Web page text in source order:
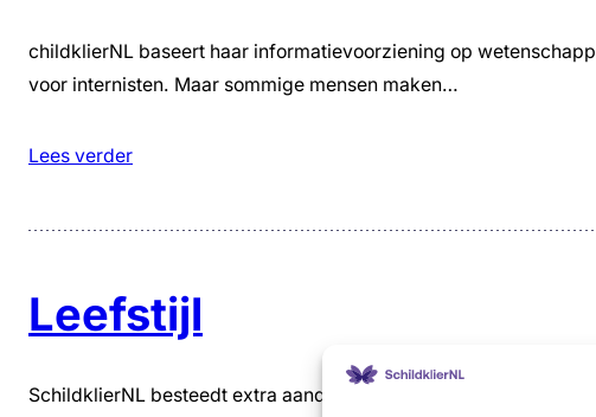
childklierNL baseert haar informatievoorziening op
voor internisten. Maar sommige mensen maken…
Lees verder
Leefstijl
SchildklierNL besteedt extra aandacht aan de vraag: “Wat kan ik